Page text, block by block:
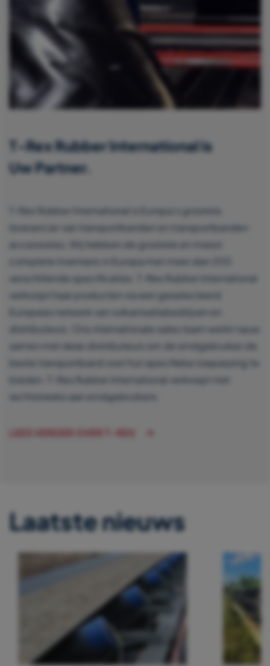
T-Rex Rubber International is
Uw Partner.
T-Rex Rubber International is Europa’s grootste
leverancier van transportbanden en transportbanden
accessoires. Wij hebben de grootste en meest
complete inventaris in Europa met meer dan 200
verschillende specificaties. T-Rex Rubber International
verkoopt haar producten via een geselecteerd
Europees netwerk van vulkanisatiebedrijven en
distributeurs. Ons internationale sales team werkt nauw
samen met deze distributeurs om de eindgebruiker de
beste transportband voor hun specifieke toepassing te
bieden. T-Rex Rubber International verkoopt niet
rechtstreeks aan eindgebruikers.
LEES VERDER OVER T-REX
Laatste nieuws